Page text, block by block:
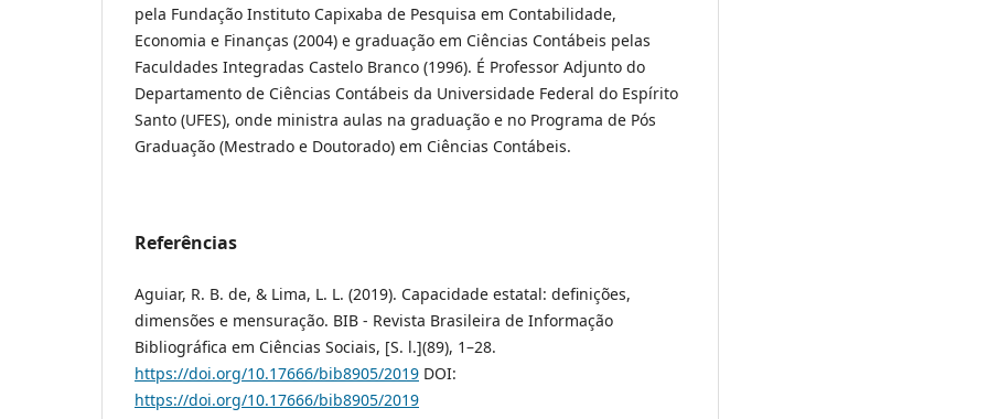
pela Fundação Instituto Capixaba de Pesquisa em Contabilidade,
Economia e Finanças (2004) e graduação em Ciências Contábeis pelas
Faculdades Integradas Castelo Branco (1996). É Professor Adjunto do
Departamento de Ciências Contábeis da Universidade Federal do Espírito
Santo (UFES), onde ministra aulas na graduação e no Programa de Pós
Graduação (Mestrado e Doutorado) em Ciências Contábeis.
Referências
Aguiar, R. B. de, & Lima, L. L. (2019). Capacidade estatal: definições,
dimensões e mensuração. BIB - Revista Brasileira de Informação
Bibliográfica em Ciências Sociais, [S. l.](89), 1–28.
https://doi.org/10.17666/bib8905/2019 DOI:
https://doi.org/10.17666/bib8905/2019